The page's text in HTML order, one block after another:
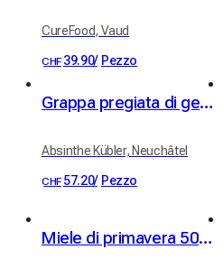
CureFood, Vaud
CHF 39.90/ Pezzo
Grappa pregiata di genziana Kübler 46% vol. 50cl
Absinthe Kübler, Neuchâtel
CHF 57.20/ Pezzo
Miele di primavera 500g